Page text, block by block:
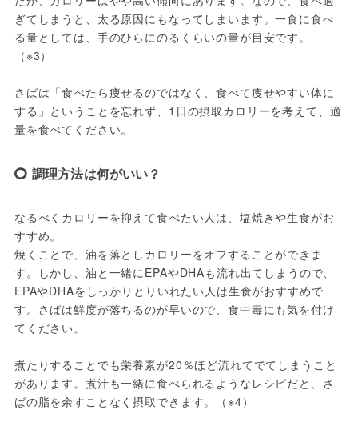
ぎてしまうと、太る原因にもなってしまいます。一食に食べ
る量としては、手のひらにのるくらいの量が目安です。
（※3）
さばは「食べたら痩せるのではなく、食べて痩せやすい体に
する」ということを忘れず、1日の摂取カロリーを考えて、適
量を食べてください。
調理方法は何がいい？
なるべくカロリーを抑えて食べたい人は、塩焼きや生食がお
すすめ。
焼くことで、油を落としカロリーをオフすることができま
す。しかし、油と一緒にEPAやDHAも流れ出てしまうので、
EPAやDHAをしっかりとりいれたい人は生食がおすすめで
す。さばは鮮度が落ちるのが早いので、食中毒にも気を付け
てください。
煮たりすることでも栄養素が20％ほど流れてでてしまうこと
があります。煮汁も一緒に食べられるようなレシピだと、さ